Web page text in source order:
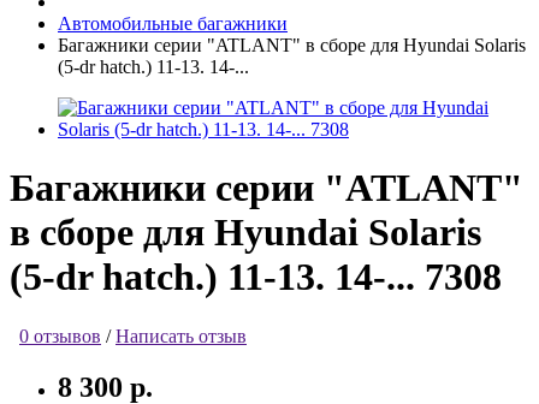
Автомобильные багажники
Багажники серии "ATLANT" в сборе для Hyundai Solaris
(5-dr hatch.) 11-13. 14-...
Багажники серии "ATLANT"
в сборе для Hyundai Solaris
(5-dr hatch.) 11-13. 14-... 7308
0 отзывов /Написать отзыв
8 300 р.